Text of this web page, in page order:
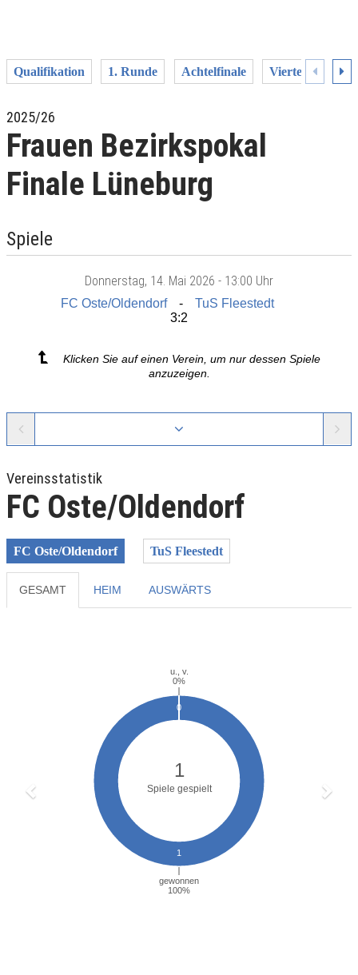
Qualifikation 1. Runde Achtelfinale Viertelfinale
2025/26
Frauen Bezirkspokal
Finale Lüneburg
Spiele
Donnerstag, 14. Mai 2026 - 13:00 Uhr
FC Oste/Oldendorf
TuS Fleestedt
3:2
Klicken Sie auf einen Verein, um nur dessen Spiele
anzuzeigen.
Vereinsstatistik
FC Oste/Oldendorf
FC Oste/Oldendorf TuS Fleestedt
GESAMT HEIM AUSWÄRTS